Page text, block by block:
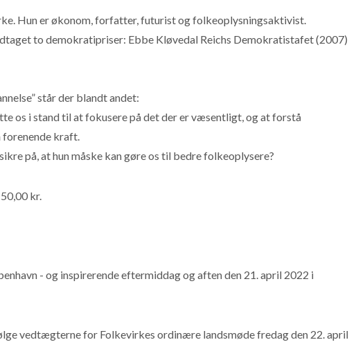
Hun er økonom, forfatter, futurist og folkeoplysningsaktivist.
to demokratipriser: Ebbe Kløvedal Reichs Demokratistafet (2007)
står der blandt andet:
os i stand til at fokusere på det der er væsentligt, og at forstå
forenende kraft.
på, at hun måske kan gøre os til bedre folkeoplysere?
kr.
- og inspirerende eftermiddag og aften den 21. april 2022 i
vedtægterne for Folkevirkes ordinære landsmøde fredag den 22. april